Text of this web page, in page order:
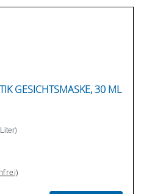
GESICHTSMASKE, 30 ML